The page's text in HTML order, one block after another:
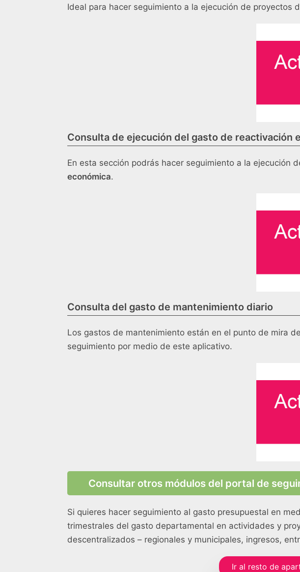
Ideal para hacer seguimiento a la ejecución de proyectos
Consulta de ejecución del gasto de reactivación
En esta sección podrás hacer seguimiento a la ejecución
económica.
Consulta del gasto de mantenimiento diario
Los gastos de mantenimiento están en el punto de mira
seguimiento por medio de este aplicativo.
Consultar otros módulos del portal de
Si quieres hacer seguimiento al gasto presupuestal en
trimestrales del gasto departamental en actividades y
descentralizados – regionales y municipales, ingresos,
Ir al resto de